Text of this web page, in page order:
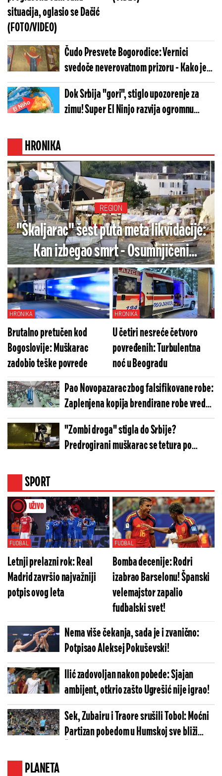
situacija, oglasio se Dačić
(FOTO/VIDEO)
Čudo Presvete Bogorodice: Vernici
svedoče neverovatnom prizoru - Kako je
ovo moguće? (FOTO)
Dok Srbija "gori", stiglo upozorenje za
zimu! Super El Ninjo razvija ogromnu
HRONIKA
REGION
"Škaljarac" šest puta meta likvidacije:
Kan izbegao smrt - Osumnjičeni
završio iza rešetaka
HRONIKA
Brutalno pretučen kod
Bogoslovije: Muškarac
zadobio teške povrede
HRONIKA
U četiri nesreće četvoro
povređenih: Turbulentna
noć u Beogradu
Pao Novopazarac zbog falsifikovane robe:
Zaplenjena kopija brendirane robe vredna
više od 13,6 miliona dinara
"Zombi droga" stigla do Srbije?
Predrogirani muškarac se tetura po
SPORT
UŽIVO
FUDBAL
Letnji prelazni rok: Real
Madrid završio najvažniji
potpis ovog leta
FUDBAL
Bomba decenije: Rodri
izabrao Barselonu! Španski
velemajstor zapalio
fudbalski svet!
Nema više čekanja, sada je i zvanično:
Potpisao Aleksej Pokuševski!
Ilić zadovoljan nakon pobede: Sjajan
ambijent, otkrio zašto Ugrešić nije igrao!
Sek, Zubairu i Traore srušili Tobol: Moćni
Partizan pobedom u Humskoj sve bliži
PLANETA